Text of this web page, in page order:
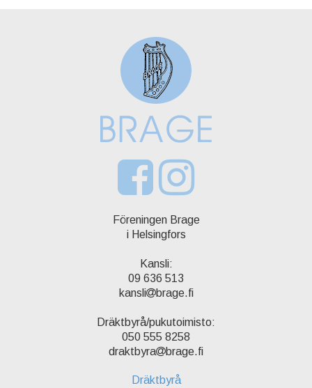
Föreningen Brage
i Helsingfors
Kansli:
09 636 513
kansli
brage.fi
Dräktbyrå/pukutoimisto:
050 555 8258
draktbyra
brage.fi
Dräktbyrå